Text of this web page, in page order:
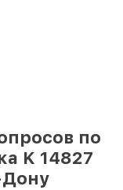
по
K 14827
Дону